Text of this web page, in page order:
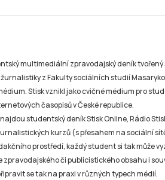
multimediální zpravodajský deník
z Fakulty sociálních studií
Stisk vznikl jako cvičné médium pro
časopisů v České republice.
studentský deník Stisk Online, Rádio
kurzů (s přesahem na sociální
prostředí, každý student si tak může
zpravodajského či publicistického obsahu i
se tak na praxi v různých typech médií.